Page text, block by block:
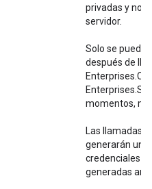
privadas y no
servidor.
Solo se puede
después de
momentos,
Las llamadas
generarán un
credenciales y
generadas